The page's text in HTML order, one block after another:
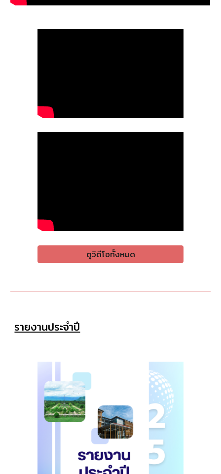
ดูวิดีโอทั้งหมด
รายงานประจำปี